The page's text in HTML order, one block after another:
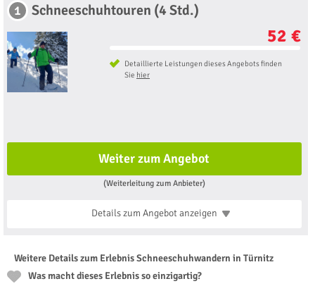
1 Schneeschuhtouren (4 Std.)
52 €
Detaillierte Leistungen dieses Angebots finden
Sie hier
Weiter zum Angebot
(Weiterleitung zum Anbieter)
Details zum Angebotanzeigen
Weitere Details zum Erlebnis Schneeschuhwandern in Türnitz
Was macht dieses Erlebnis so einzigartig?